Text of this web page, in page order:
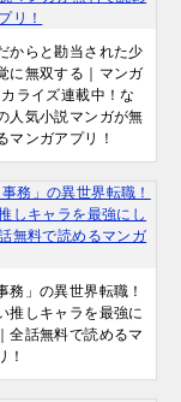
からと勘当された少
に無双する｜マンガ
ライズ連載中！な
人気小説マンガが無
マンガアプリ！
務」の異世界転職！
推しキャラを最強に
全話無料で読めるマ
！